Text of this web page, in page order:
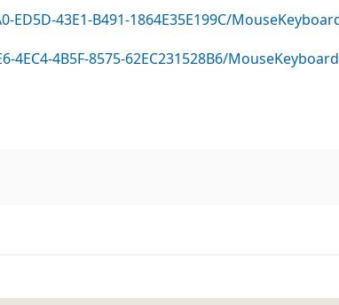
43E1-B491-1864E35E199C/
4B5F-8575-62EC231528B6/